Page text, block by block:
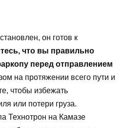
он готов к
что вы правильно
перед отправлением
на протяжении всего пути и
чтобы избежать
или потери груза.
Технотрон на Камазе